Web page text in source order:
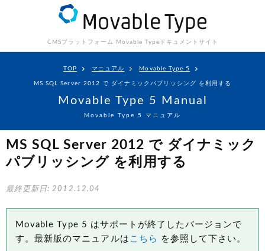
CMSプラットフォーム Movable Type ドキュメントサイト
TOP マニュアル Movable Type 5
MS SQL Server 2012 で ダイナミックパブリッシング を利用する
Movable Type 5 Manual
Movable Type 5 マニュアル
MS SQL Server 2012 で ダイナミック
パブリッシング を利用する
最終更新日: 2012.12.04
Movable Type 5 はサポートが終了したバージョンで
す。最新版のマニュアルは こちら を参照して下さい。